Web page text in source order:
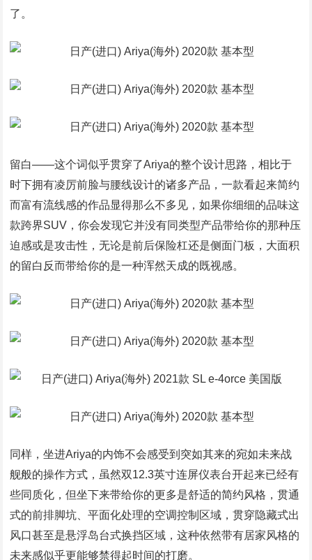
了。
留白――这个词似乎贯穿了Ariya的整个设计思路，相比于
时下拥有凌厉前脸与腰线设计的诸多产品，一款看起来简约
而富有流线感的作品显得那么不多见，如果你细细的品味这
款跨界SUV，你会发现它并没有同类型产品带给你的那种压
迫感或是攻击性，无论是前后保险杠还是侧面门板，大面积
的留白反而带给你的是一种浑然天成的既视感。
同样，坐进Ariya的内饰不会感受到突如其来的宛如未来战
舰般的操作方式，虽然双12.3英寸连屏仪表台开起来已经有
些同质化，但坐下来带给你的更多是舒适的简约风格，贯通
式的前排脚坑、平面化处理的空调控制区域，贯穿隐藏式出
风口甚至是悬浮岛台式换挡区域，这种依然带有居家风格的
未来感似乎更能够禁得起时间的打磨。